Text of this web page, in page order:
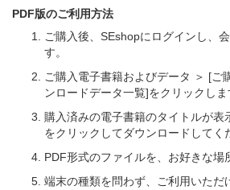
PDF版のご利用方法
ご購入後、SEshopにログインし、
す。
ご購入電子書籍およびデータ ＞ [ご
ンロードデータ一覧]をクリックしま
購入済みの電子書籍のタイトルが表
をクリックしてダウンロードしてく
PDF形式のファイルを、お好きな場
端末の種類を問わず、ご利用いただ